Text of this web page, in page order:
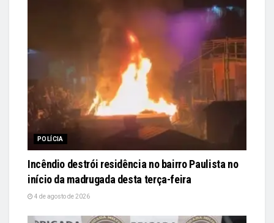
POLÍCIA
Incêndio destrói residência no bairro Paulista no
início da madrugada desta terça-feira
4 de agosto de 2026